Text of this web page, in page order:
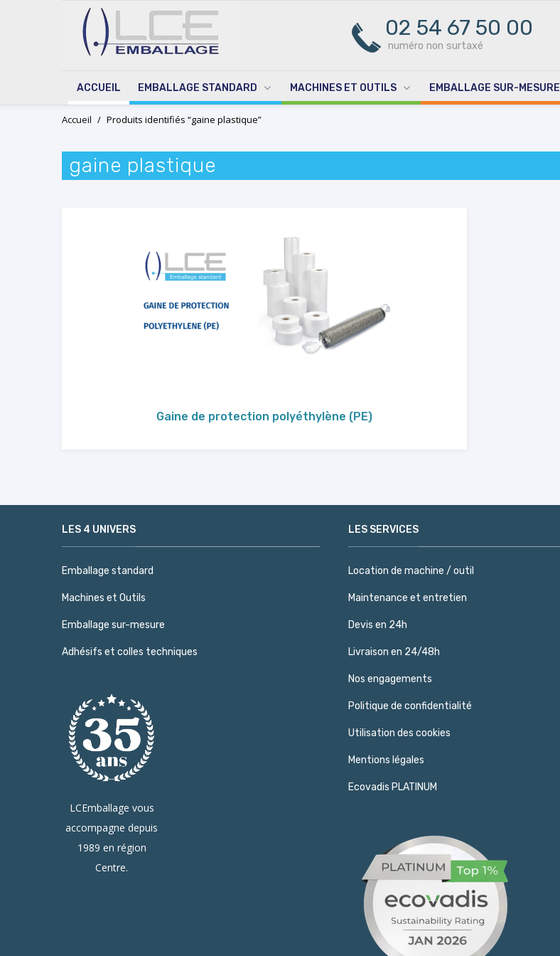
02 54 67 50 00
numéro non surtaxé
ACCUEIL EMBALLAGE STANDARD MACHINES ET OUTILS EMBALLAGE SUR-MESURE
Skip
Accueil / Produits identifiés “gaine plastique”
gaine plastique
Gaine de protection polyéthylène (PE)
LES 4 UNIVERS
Emballage standard
Machines et Outils
Emballage sur-mesure
Adhésifs et colles techniques
LCEmballage vous
accompagne depuis
1989 en région
Centre.
LES SERVICES
Location de machine / outil
Maintenance et entretien
Devis en 24h
Livraison en 24/48h
Nos engagements
Politique de confidentialité
Utilisation des cookies
Mentions légales
Ecovadis PLATINUM